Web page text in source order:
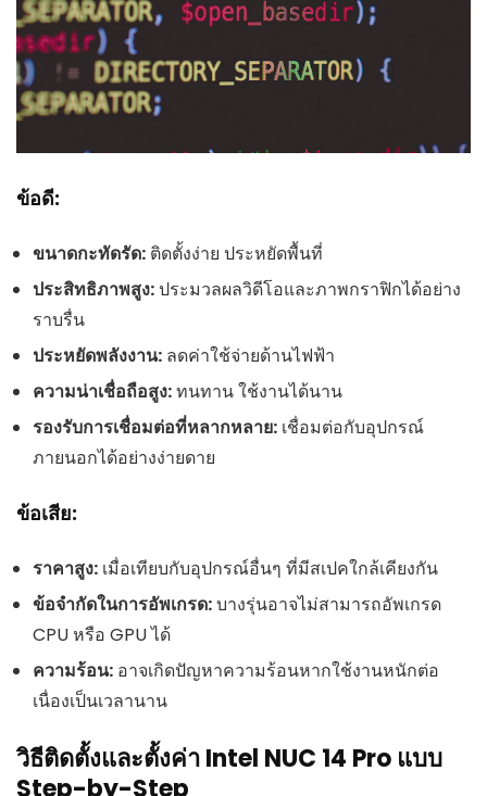
ข้อดี:
ขนาดกะทัดรัด: ติดตั้งง่าย ประหยัดพื้นที่
ประสิทธิภาพสูง:ประมวลผลวิดีโอและภาพกราฟิกได้อย่าง
ราบรื่น
ประหยัดพลังงาน: ลดค่าใช้จ่ายด้านไฟฟ้า
ความน่าเชื่อถือสูง:ทนทาน ใช้งานได้นาน
รองรับการเชื่อมต่อที่หลากหลาย: เชื่อมต่อกับอุปกรณ์
ภายนอกได้อย่างง่ายดาย
ข้อเสีย:
ราคาสูง: เมื่อเทียบกับอุปกรณ์อื่นๆ ที่มีสเปคใกล้เคียงกัน
ข้อจำกัดในการอัพเกรด:บางรุ่นอาจไม่สามารถอัพเกรด
CPU หรือ GPU ได้
ความร้อน: อาจเกิดปัญหาความร้อนหากใช้งานหนักต่อ
เนื่องเป็นเวลานาน
วิธีติดตั้งและตั้งค่า Intel NUC 14 Pro แบบ
Step-by-Step